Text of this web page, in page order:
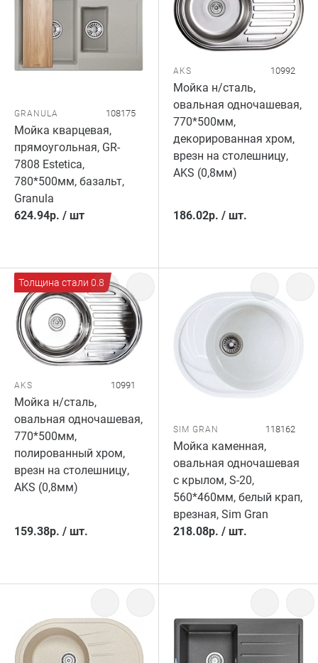
GRANULA 108175
Мойка кварцевая,
прямоугольная, GR-
7808 Estetica,
780*500мм, базальт,
Granula
624.94р. / шт
AKS 10992
Мойка н/сталь,
овальная одночашевая,
770*500мм,
декорированная хром,
врезн на столешницу,
AKS (0,8мм)
186.02р. / шт.
Толщина стали 0.8
AKS 10991
Мойка н/сталь,
овальная одночашевая,
770*500мм,
полированный хром,
врезн на столешницу,
AKS (0,8мм)
159.38р. / шт.
SIM GRAN 118162
Мойка каменная,
овальная одночашевая
с крылом, S-20,
560*460мм, белый крап,
врезная, Sim Gran
218.08р. / шт.